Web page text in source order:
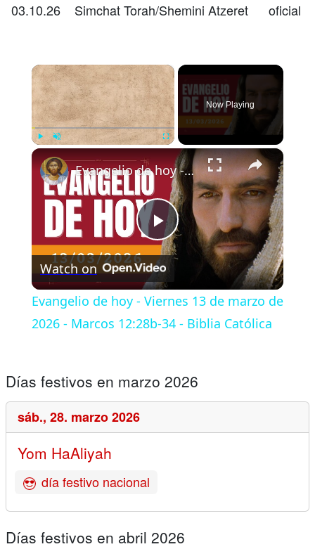
03.10.26
Simchat Torah/Shemini Atzeret oficial
×
Fullscreen
Now Playing
×
Play
Video
Evangelio de hoy - Viernes 13 de marzo de 2026 - Marcos 12:28b-34 - Biblia Católica
Watch on
Evangelio de hoy - Viernes 13 de marzo de
2026 - Marcos 12:28b-34 - Biblia Católica
Días festivos en marzo 2026
sáb., 28. marzo 2026
Yom HaAliyah
día festivo nacional
Días festivos en abril 2026